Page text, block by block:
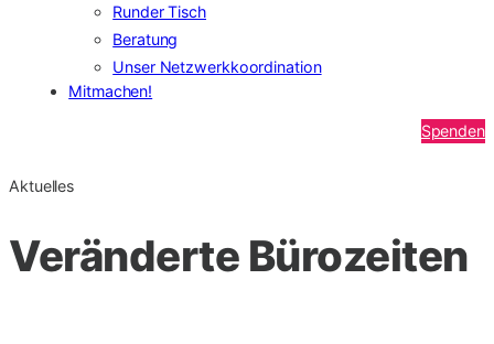
Runder Tisch
Beratung
Unser Netzwerkkoordination
Mitmachen!
Spenden
Aktuelles
Veränderte Bürozeiten